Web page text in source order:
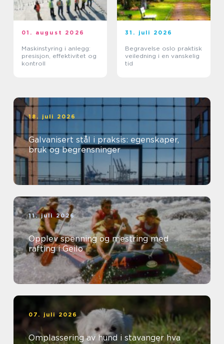
01. august 2026
Maskinstyring i anlegg:
presisjon, effektivitet og
kontroll
31. juli 2026
Begravelse oslo praktisk
veiledning i en vanskelig
tid
18. juli 2026
Galvanisert stål i praksis: egenskaper,
bruk og begrensninger
11. juli 2026
Opplev spenning og mestring med
rafting i Geilo
07. juli 2026
Omplassering av hund i stavanger hva